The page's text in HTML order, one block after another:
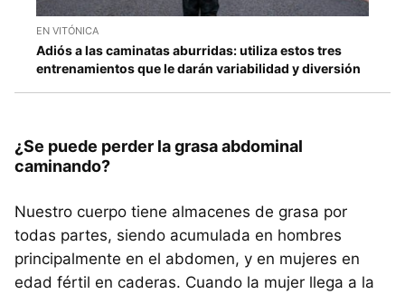
EN VITÓNICA
Adiós a las caminatas aburridas: utiliza estos tres
entrenamientos que le darán variabilidad y diversión
¿Se puede perder la grasa abdominal
caminando?
Nuestro cuerpo tiene almacenes de grasa por
todas partes, siendo acumulada en hombres
principalmente en el abdomen, y en mujeres en
edad fértil en caderas. Cuando la mujer llega a la